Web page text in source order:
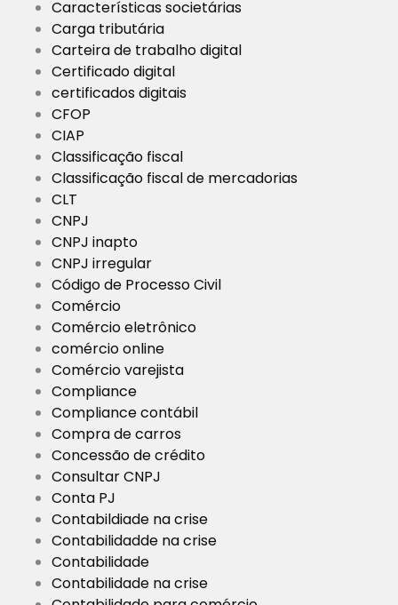
Características societárias
Carga tributária
Carteira de trabalho digital
Certificado digital
certificados digitais
CFOP
CIAP
Classificação fiscal
Classificação fiscal de mercadorias
CLT
CNPJ
CNPJ inapto
CNPJ irregular
Código de Processo Civil
Comércio
Comércio eletrônico
comércio online
Comércio varejista
Compliance
Compliance contábil
Compra de carros
Concessão de crédito
Consultar CNPJ
Conta PJ
Contabildiade na crise
Contabilidadde na crise
Contabilidade
Contabilidade na crise